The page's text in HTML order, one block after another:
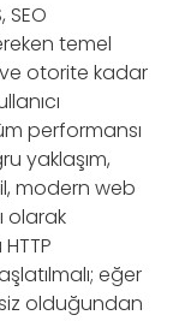
SEO
temel
otorite kadar
performansı
yaklaşım,
modern web
olarak
eğer
olduğundan